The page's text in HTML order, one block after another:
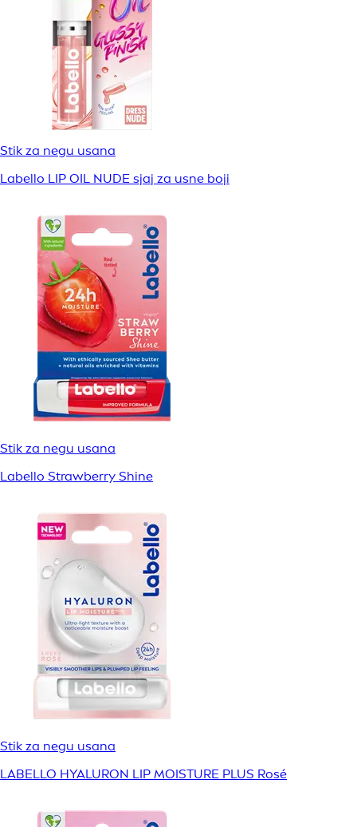
Stik za negu usana
Labello LIP OIL NUDE sjaj za usne boji
Stik za negu usana
Labello Strawberry Shine
Stik za negu usana
LABELLO HYALURON LIP MOISTURE PLUS Rosé